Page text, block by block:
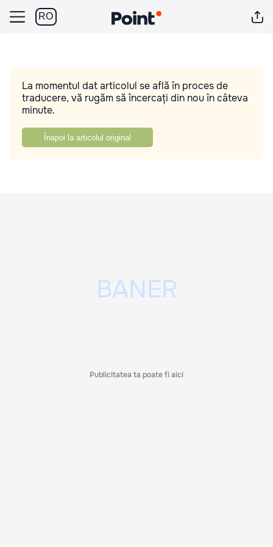
RO
La momentul dat articolul se află în proces de
traducere, vă rugăm să încercați din nou în câteva
minute.
Înapoi la articolul original
Publicitatea ta poate fi aici